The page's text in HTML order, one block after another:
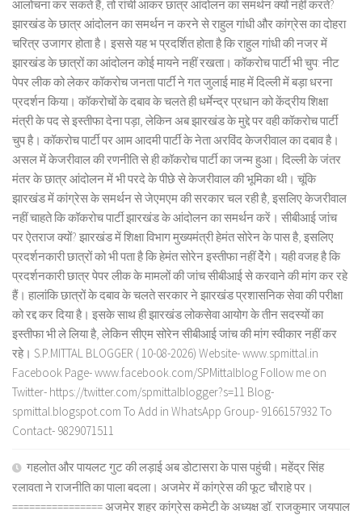
आलोचना कर सकते हैं, तो रांची आकर छात्र आंदोलन का समर्थन क्यों नहीं करते?
झारखंड के छात्र आंदोलन का समर्थन न करने से राहुल गांधी और कांग्रेस का दोहरा
चरित्र उजागर होता है। इससे यह भ प्रदर्शित होता है कि राहुल गांधी की नजर में
झारखंड के छात्रों का आंदोलन कोई मायने नहीं रखता। कॉकरोच पार्टी भी चुप: नीट
पेपर लीक को लेकर कॉकरोच जनता पार्टी ने गत जुलाई माह में दिल्ली में बड़ा धरना
प्रदर्शन किया। कॉकरोचों के दबाव के चलते ही धर्मेन्द्र प्रधान को केंद्रीय शिक्षा
मंत्री के पद से इस्तीफा देना पड़ा, लेकिन अब झारखंड के मुद्दे पर वही कॉकरोच पार्टी
चुप है। कॉकरोच पार्टी पर आम आदमी पार्टी के नेता अरविंद केजरीवाल का दबाव है।
असल में केजरीवाल की रणनीति से ही कॉकरोच पार्टी का जन्म हुआ। दिल्ली के जंतर
मंतर के छात्र आंदोलन में भी परदे के पीछे से केजरीवाल की भूमिका थी। चूंकि
झारखंड में कांग्रेस के समर्थन से जेएमएम की सरकार चल रही है, इसलिए केजरीवाल
नहीं चाहते कि कॉकरोच पार्टी झारखंड के आंदोलन का समर्थन करें। सीबीआई जांच
पर ऐतराज क्यों? झारखंड में शिक्षा विभाग मुख्यमंत्री हेमंत सोरेन के पास है, इसलिए
प्रदर्शनकारी छात्रों को भी पता है कि हेमंत सोरेन इस्तीफा नहीं देेंगे। यही वजह है कि
प्रदर्शनकारी छात्र पेपर लीक के मामलों की जांच सीबीआई से करवाने की मांग कर रहे
हैं। हालांकि छात्रों के दबाव के चलते सरकार ने झारखंड प्रशासनिक सेवा की परीक्षा
को रद्द कर दिया है। इसके साथ ही झारखंड लोकसेवा आयोग के तीन सदस्यों का
इस्तीफा भी ले लिया है, लेकिन सीएम सोरेन सीबीआई जांच की मांग स्वीकार नहीं कर
रहे। S.P.MITTAL BLOGGER ( 10-08-2026) Website- www.spmittal.in
Facebook Page- www.facebook.com/SPMittalblog Follow me on
Twitter- https://twitter.com/spmittalblogger?s=11 Blog-
spmittal.blogspot.com To Add in WhatsApp Group- 9166157932 To
Contact- 9829071511
गहलोत और पायलट गुट की लड़ाई अब डोटासरा के पास पहुंची। महेंद्र सिंह
रलावता ने राजनीति का पाला बदला। अजमेर में कांग्रेस की फूट चौराहे पर।
================ अजमेर शहर कांग्रेस कमेटी के अध्यक्ष डॉ. राजकुमार जयपाल